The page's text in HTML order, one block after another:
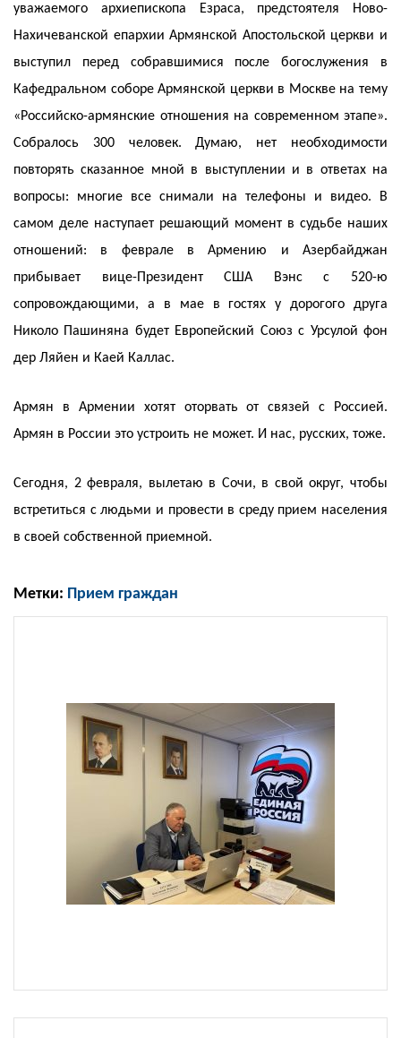
уважаемого архиепископа Езраса, предстоятеля Ново-
Нахичеванской епархии Армянской Апостольской церкви и
выступил перед собравшимися после богослужения в
Кафедральном соборе Армянской церкви в Москве на тему
«Российско-армянские отношения на современном этапе».
Собралось 300 человек. Думаю, нет необходимости
повторять сказанное мной в выступлении и в ответах на
вопросы: многие все снимали на телефоны и видео. В
самом деле наступает решающий момент в судьбе наших
отношений: в феврале в Армению и Азербайджан
прибывает вице-Президент США Вэнс с 520-ю
сопровождающими, а в мае в гостях у дорогого друга
Николо Пашиняна будет Европейский Союз с Урсулой фон
дер Ляйен и Каей Каллас.
Армян в Армении хотят оторвать от связей с Россией.
Армян в России это устроить не может. И нас, русских, тоже.
Сегодня, 2 февраля, вылетаю в Сочи, в свой округ, чтобы
встретиться с людьми и провести в среду прием населения
в своей собственной приемной.
Метки: Прием граждан